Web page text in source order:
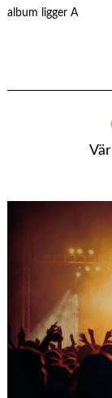
album ligger A